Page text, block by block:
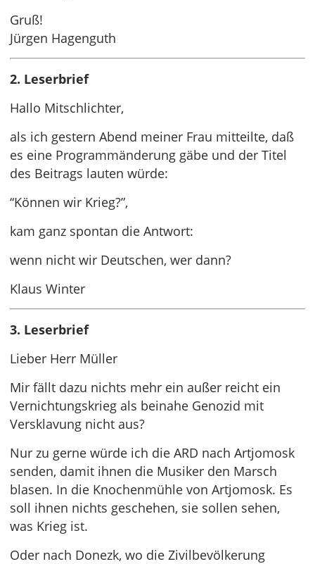
Gruß!
Jürgen Hagenguth
2. Leserbrief
Hallo Mitschlichter,
als ich gestern Abend meiner Frau mitteilte, daß
es eine Programmänderung gäbe und der Titel
des Beitrags lauten würde:
“Können wir Krieg?”,
kam ganz spontan die Antwort:
wenn nicht wir Deutschen, wer dann?
Klaus Winter
3. Leserbrief
Lieber Herr Müller
Mir fällt dazu nichts mehr ein außer reicht ein
Vernichtungskrieg als beinahe Genozid mit
Versklavung nicht aus?
Nur zu gerne würde ich die ARD nach Artjomosk
senden, damit ihnen die Musiker den Marsch
blasen. In die Knochenmühle von Artjomosk. Es
soll ihnen nichts geschehen, sie sollen sehen,
was Krieg ist.
Oder nach Donezk, wo die Zivilbevölkerung